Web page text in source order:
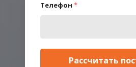
Телефон *
Рассчитать